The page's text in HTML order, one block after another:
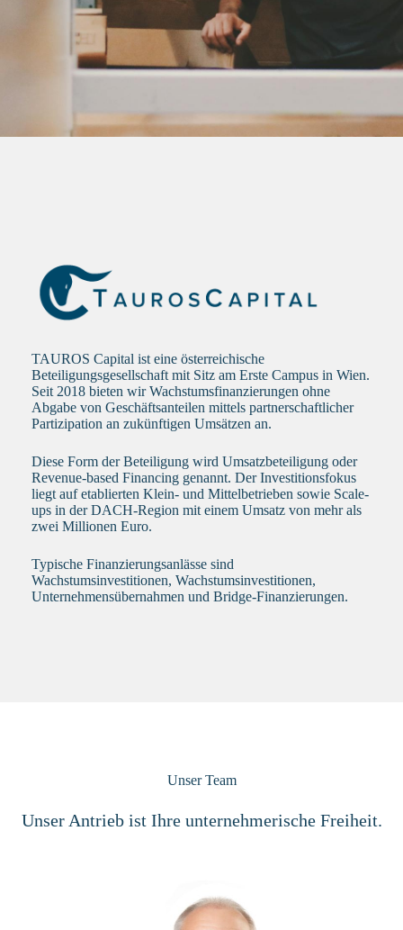
TAUROS Capital ist eine österreichische
Beteiligungsgesellschaft mit Sitz am Erste Campus in Wien.
Seit 2018 bieten wir Wachstumsfinanzierungen ohne
Abgabe von Geschäftsanteilen mittels partnerschaftlicher
Partizipation an zukünftigen Umsätzen an.
Diese Form der Beteiligung wird Umsatzbeteiligung oder
Revenue-based Financing genannt. Der Investitionsfokus
liegt auf etablierten Klein- und Mittelbetrieben sowie Scale-
ups in der DACH-Region mit einem Umsatz von mehr als
zwei Millionen Euro.
Typische Finanzierungsanlässe sind
Wachstumsinvestitionen, Wachstumsinvestitionen,
Unternehmensübernahmen und Bridge-Finanzierungen.
Unser Team
Unser Antrieb ist Ihre unternehmerische Freiheit.